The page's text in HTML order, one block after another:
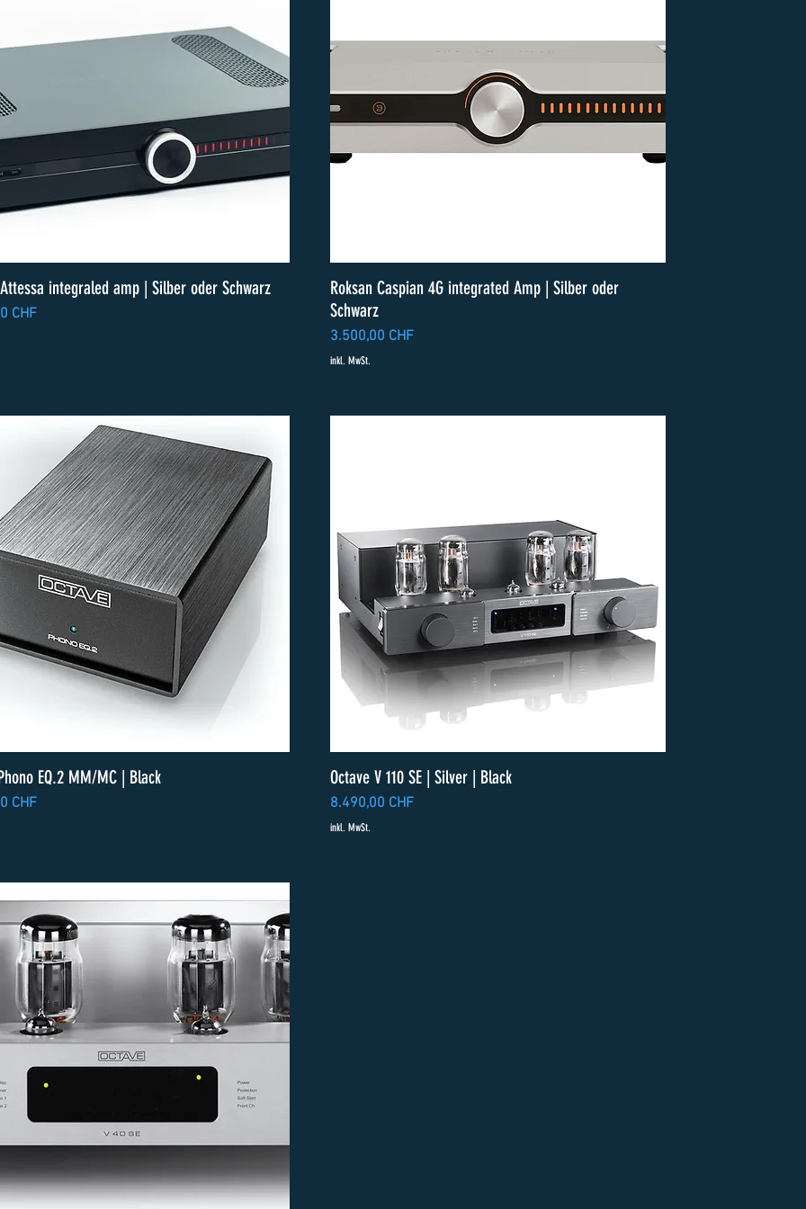
integraled amp | Silber oder Schwarz
CHF
Roksan Caspian 4G integrated Amp | Silber oder
Schwarz
Preis
3.500,00 CHF
inkl. MwSt.
EQ.2 MM/MC | Black
CHF
Octave V 110 SE | Silver | Black
Preis
8.490,00 CHF
inkl. MwSt.